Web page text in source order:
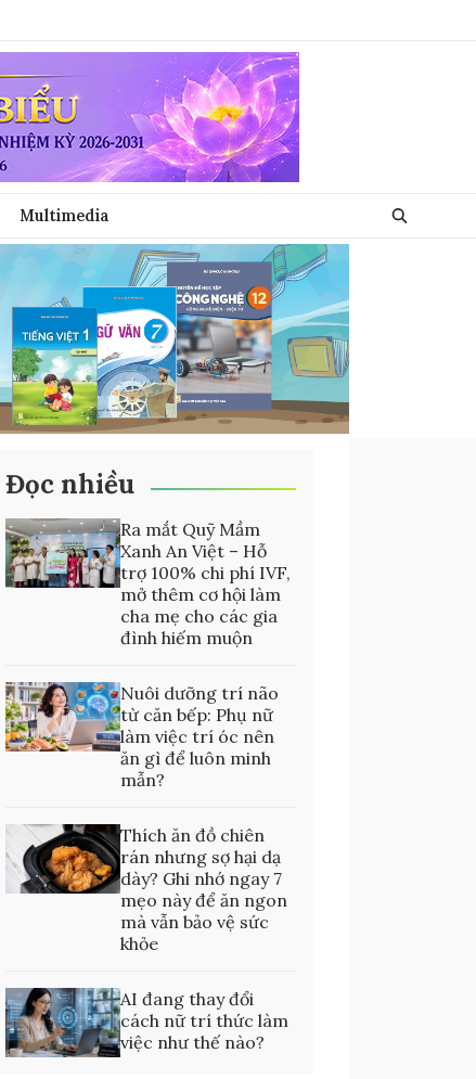
Multimedia
Đọc nhiều
Ra mắt Quỹ Mầm
Xanh An Việt – Hỗ
trợ 100% chi phí IVF,
mở thêm cơ hội làm
cha mẹ cho các gia
đình hiếm muộn
Nuôi dưỡng trí não
từ căn bếp: Phụ nữ
làm việc trí óc nên
ăn gì để luôn minh
mẫn?
Thích ăn đồ chiên
rán nhưng sợ hại dạ
dày? Ghi nhớ ngay 7
mẹo này để ăn ngon
mà vẫn bảo vệ sức
khỏe
AI đang thay đổi
cách nữ trí thức làm
việc như thế nào?